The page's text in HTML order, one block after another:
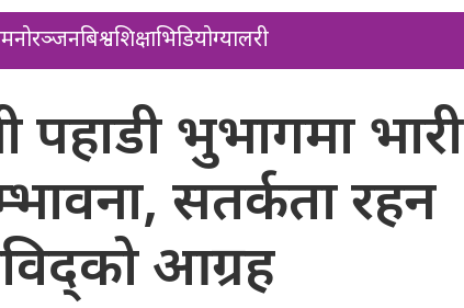
मनोरञ्जनबिश्वशिक्षाभिडियोग्यालरी
पहाडी भुभागमा भारी
सतर्कता रहन
आग्रह